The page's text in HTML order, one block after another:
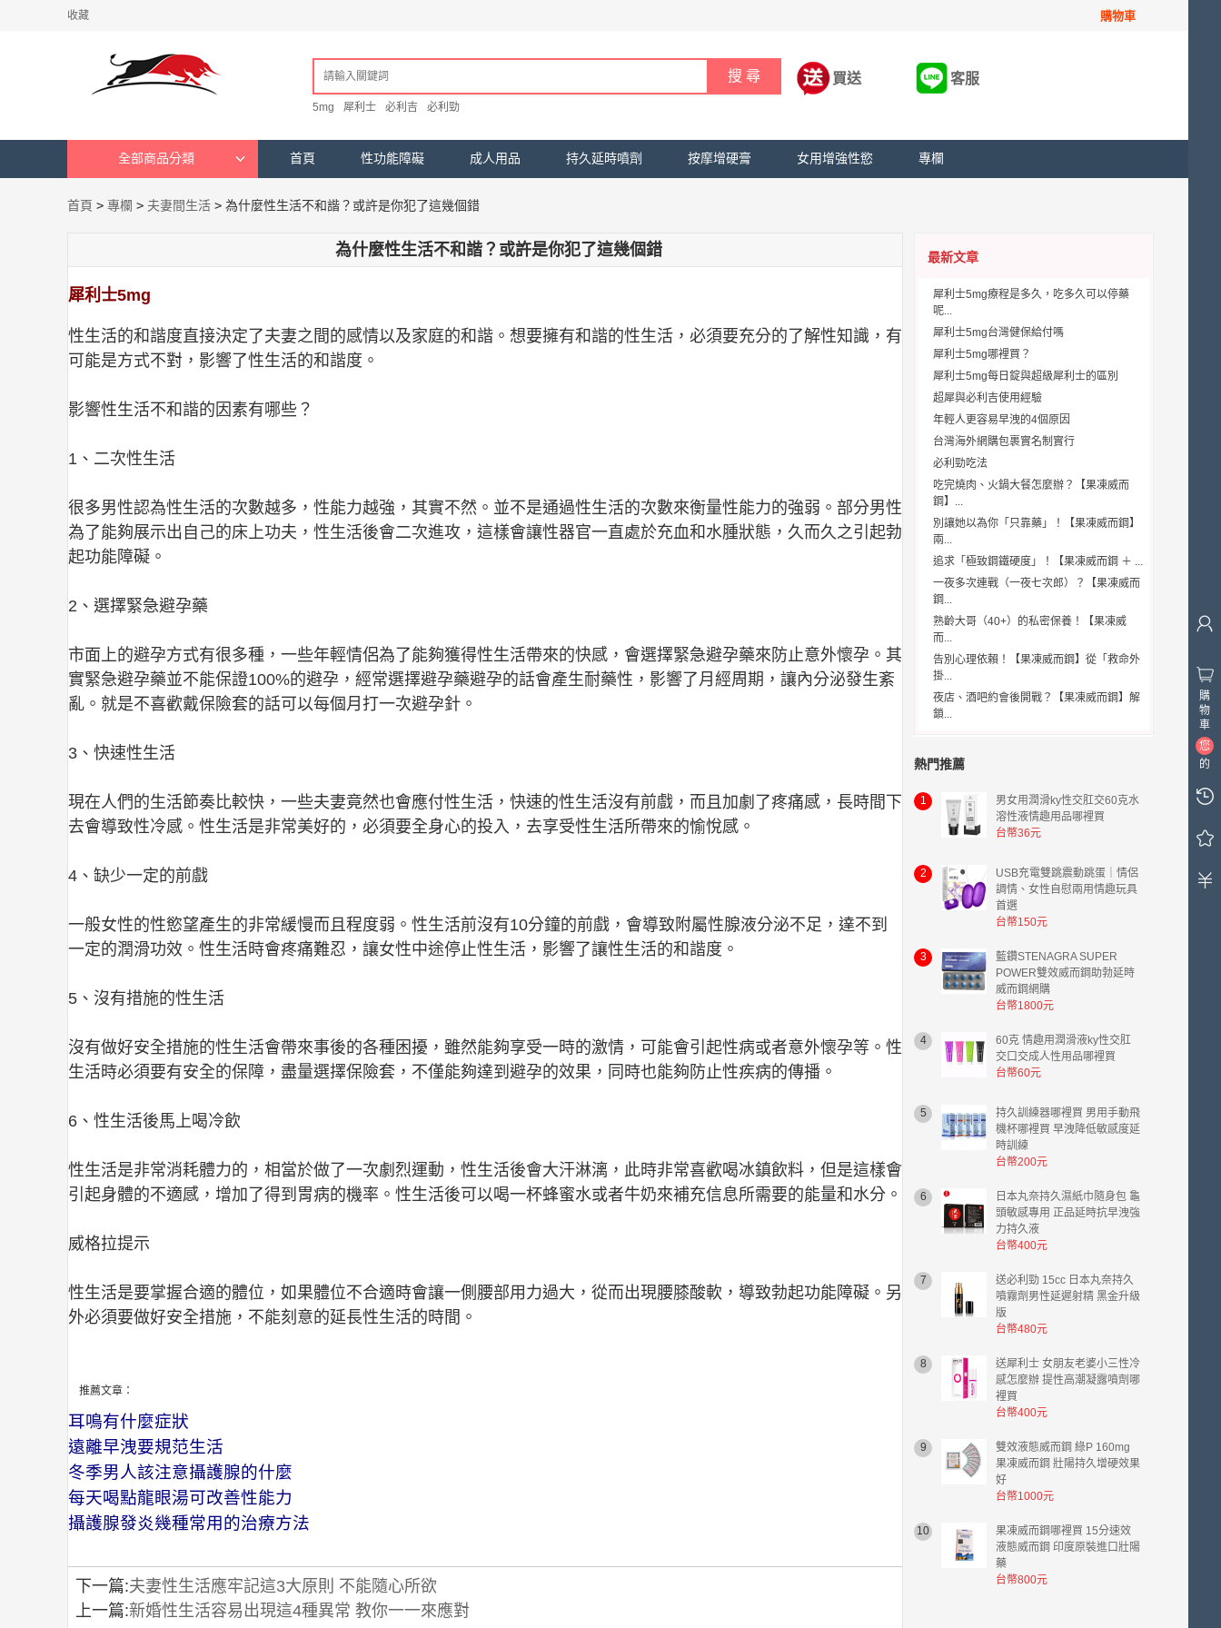
收藏 購物車
5mg 犀利士 必利吉 必利勁
買送 客服
全部商品分類 首頁 性功能障礙 成人用品 持久延時噴劑 按摩增硬膏 女用增強性慾 專欄
首頁 > 專欄 > 夫妻間生活 > 為什麼性生活不和諧？或許是你犯了這幾個錯
為什麼性生活不和諧？或許是你犯了這幾個錯
犀利士5mg
性生活的和諧度直接決定了夫妻之間的感情以及家庭的和諧。想要擁有和諧的性生活，必須要充分的了解性知識，有
可能是方式不對，影響了性生活的和諧度。
影響性生活不和諧的因素有哪些？
1、二次性生活
很多男性認為性生活的次數越多，性能力越強，其實不然。並不是通過性生活的次數來衡量性能力的強弱。部分男性
為了能夠展示出自己的床上功夫，性生活後會二次進攻，這樣會讓性器官一直處於充血和水腫狀態，久而久之引起勃
起功能障礙。
2、選擇緊急避孕藥
市面上的避孕方式有很多種，一些年輕情侶為了能夠獲得性生活帶來的快感，會選擇緊急避孕藥來防止意外懷孕。其
實緊急避孕藥並不能保證100%的避孕，經常選擇避孕藥避孕的話會產生耐藥性，影響了月經周期，讓內分泌發生紊
亂。就是不喜歡戴保險套的話可以每個月打一次避孕針。
3、快速性生活
現在人們的生活節奏比較快，一些夫妻竟然也會應付性生活，快速的性生活沒有前戲，而且加劇了疼痛感，長時間下
去會導致性冷感。性生活是非常美好的，必須要全身心的投入，去享受性生活所帶來的愉悅感。
4、缺少一定的前戲
一般女性的性慾望產生的非常緩慢而且程度弱。性生活前沒有10分鐘的前戲，會導致附屬性腺液分泌不足，達不到
一定的潤滑功效。性生活時會疼痛難忍，讓女性中途停止性生活，影響了讓性生活的和諧度。
5、沒有措施的性生活
沒有做好安全措施的性生活會帶來事後的各種困擾，雖然能夠享受一時的激情，可能會引起性病或者意外懷孕等。性
生活時必須要有安全的保障，盡量選擇保險套，不僅能夠達到避孕的效果，同時也能夠防止性疾病的傳播。
6、性生活後馬上喝冷飲
性生活是非常消耗體力的，相當於做了一次劇烈運動，性生活後會大汗淋漓，此時非常喜歡喝冰鎮飲料，但是這樣會
引起身體的不適感，增加了得到胃病的機率。性生活後可以喝一杯蜂蜜水或者牛奶來補充信息所需要的能量和水分。
威格拉提示
性生活是要掌握合適的體位，如果體位不合適時會讓一側腰部用力過大，從而出現腰膝酸軟，導致勃起功能障礙。另
外必須要做好安全措施，不能刻意的延長性生活的時間。
推薦文章：
耳鳴有什麼症狀
遠離早洩要規范生活
冬季男人該注意攝護腺的什麼
每天喝點龍眼湯可改善性能力
攝護腺發炎幾種常用的治療方法
下一篇:夫妻性生活應牢記這3大原則 不能隨心所欲
上一篇:新婚性生活容易出現這4種異常 教你一一來應對
最新文章
犀利士5mg療程是多久，吃多久可以停藥
呢...
犀利士5mg台灣健保給付嗎
犀利士5mg哪裡買？
犀利士5mg每日錠與超級犀利士的區別
超犀與必利吉使用經驗
年輕人更容易早洩的4個原因
台灣海外網購包裹實名制實行
必利勁吃法
吃完燒肉、火鍋大餐怎麼辦？【果凍威而
鋼】...
別讓她以為你「只靠藥」！【果凍威而鋼】
兩...
追求「極致鋼鐵硬度」！【果凍威而鋼 ＋ ...
一夜多次連戰（一夜七次郎）？【果凍威而
鋼...
熟齡大哥（40+）的私密保養！【果凍威
而...
告別心理依賴！【果凍威而鋼】從「救命外
掛...
夜店、酒吧約會後開戰？【果凍威而鋼】解
鎖...
熱門推薦
1
男女用潤滑ky性交肛交60克水
溶性液情趣用品哪裡買
台幣36元
2
USB充電雙跳震動跳蛋｜情侶
調情、女性自慰兩用情趣玩具
首選
台幣150元
3
藍鑽STENAGRA SUPER
POWER雙效威而鋼助勃延時
威而鋼網購
台幣1800元
4
60克 情趣用潤滑液ky性交肛
交口交成人性用品哪裡買
台幣60元
5
持久訓練器哪裡買 男用手動飛
機杯哪裡買 早洩降低敏感度延
時訓練
台幣200元
6
日本丸奈持久濕紙巾隨身包 龜
頭敏感專用 正品延時抗早洩強
力持久液
台幣400元
7
送必利勁 15cc 日本丸奈持久
噴霧劑男性延遲射精 黑金升級
版
台幣480元
8
送犀利士 女朋友老婆小三性冷
感怎麼辦 提性高潮凝露噴劑哪
裡買
台幣400元
9
雙效液態威而鋼 綠P 160mg
果凍威而鋼 壯陽持久增硬效果
好
台幣1000元
10
果凍威而鋼哪裡買 15分速效
液態威而鋼 印度原裝進口壯陽
藥
台幣800元
購
物
車
您
的
物
中
0
件